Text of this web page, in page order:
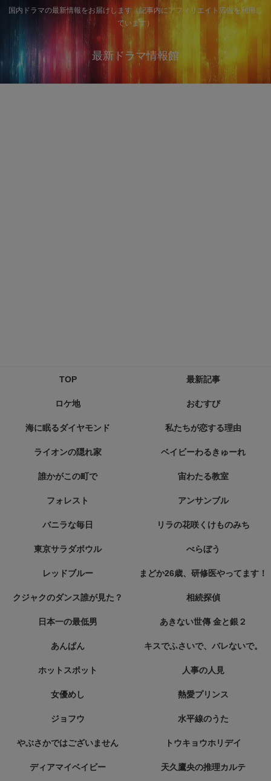
国内ドラマの最新情報をお届けします（記事内にアフィリエイト広告を利用し
ています）
最新ドラマ情報館
TOP 最新記事
ロケ地 おむすび
海に眠るダイヤモンド 私たちが恋する理由
ライオンの隠れ家 ベイビーわるきゅーれ
誰かがこの町で 宙わたる教室
フォレスト アンサンブル
バニラな毎日 リラの花咲くけものみち
東京サラダボウル べらぼう
レッドブルー まどか26歳、研修医やってます！
クジャクのダンス誰が見た？ 相続探偵
日本一の最低男 あきない世傳 金と銀２
あんぱん キスでふさいで、バレないで。
ホットスポット 人事の人見
女優めし 熱愛プリンス
ジョフウ 水平線のうた
やぶさかではございません トウキョウホリデイ
ディアマイベイビー 天久鷹央の推理カルテ